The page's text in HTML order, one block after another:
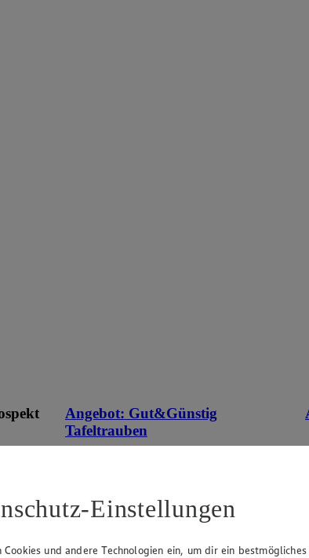
Ansehen
Angebot: Gut&Günstig
Tafeltrauben
hell, kernlos, aus Italien/Spanien, Kl. I, 500g
Packung, (1kg=2.98)
Einstellungen
Cookies und andere Technologien ein, um dir ein